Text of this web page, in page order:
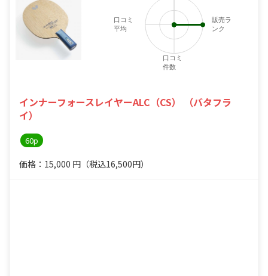
インナーフォースレイヤーALC（CS） （バタフラ
イ）
60p
価格：15,000 円 （税込16,500円）
販売ラ
ンク
口コミ
件数
口コミ
平均